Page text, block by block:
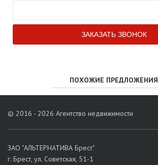
ПОХОЖИЕ ПРЕДЛОЖЕНИЯ
© 2016 - 2026 Агентство недвижимости
ЗАО "АЛЬТЕРНАТИВА Брест"
г. Брест, ул. Советская, 51-1